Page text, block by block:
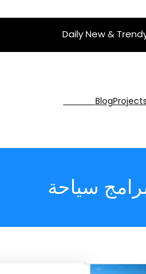
Daily New &
Projects
Blog
سياحة